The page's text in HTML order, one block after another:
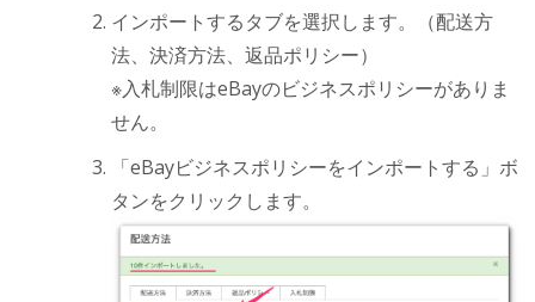
インポートするタブを選択します。（配送方
法、決済方法、返品ポリシー）
※入札制限はeBayのビジネスポリシーがありま
せん。
「eBayビジネスポリシーをインポートする」ボ
タンをクリックします。